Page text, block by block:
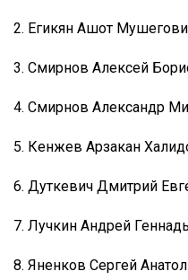
2. Егикян Ашот
3. Смирнов Алексей
4. Смирнов Александр
5. Кенжев Арзакан
6. Дуткевич Дмитрий
7. Лучкин Андрей
8. Яненков Сергей